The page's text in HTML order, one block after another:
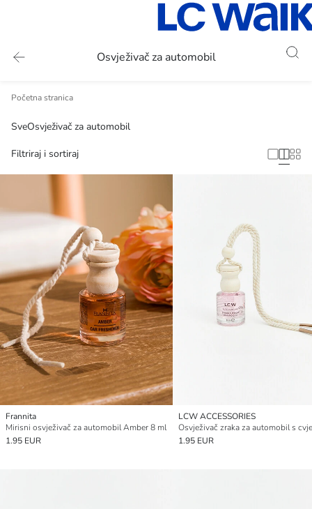
Osvježivač za automobil
Početna stranica
SveOsvježivač za automobil
Filtriraj i sortiraj
Frannita
Mirisni osvježivač za automobil Amber 8 ml
1.95 EUR
LCW ACCESSORIES
1.95 EUR